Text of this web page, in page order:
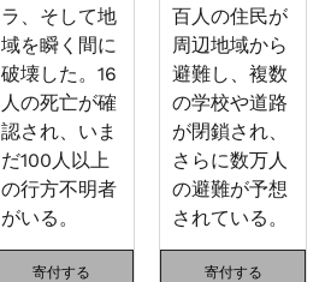
ラ、そして地
域を瞬く間に
破壊した。16
人の死亡が確
認され、いま
だ100人以上
の行方不明者
がいる。
寄付する
百人の住民が
周辺地域から
避難し、複数
の学校や道路
が閉鎖され、
さらに数万人
の避難が予想
されている。
寄付する